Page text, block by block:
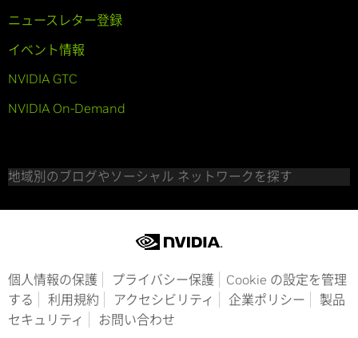
ニュースレター登録
イベント情報
NVIDIA GTC
NVIDIA On-Demand
地域別のブログやソーシャル ネットワークを探す
個人情報の保護 プライバシー保護
Cookie の設定を管理
する
利用規約 アクセシビリティ 企業ポリシー
製品
セキュリティ
お問い合わせ